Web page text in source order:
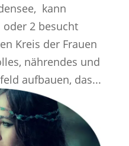
kann
oder 2 besucht
Kreis der Frauen
nährendes und
aufbauen, das...